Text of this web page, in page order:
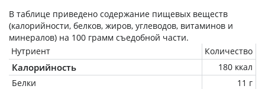
В таблице приведено содержание пищевых веществ
(калорийности, белков, жиров, углеводов, витаминов и
минералов) на 100 грамм съедобной части.
Нутриент
Количество
Калорийность
180 ккал
Белки
11 г